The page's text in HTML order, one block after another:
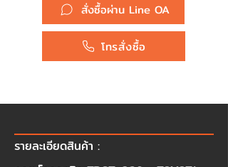
สั่งซื้อผ่าน Line OA
โทรสั่งซื้อ
รายละเอียดสินค้า :